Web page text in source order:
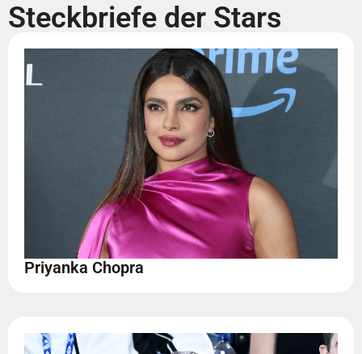
Steckbriefe der Stars
Priyanka Chopra